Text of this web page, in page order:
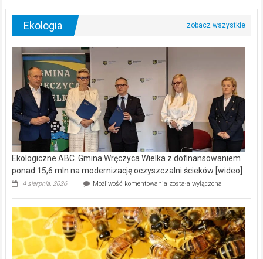
Ekologia
Ekologiczne ABC. Gmina Wręczyca Wielka z dofinansowaniem
ponad 15,6 mln na modernizację oczyszczalni ścieków [wideo]
4 sierpnia, 2026 Możliwość komentowania Ekologiczne
Wręczyca
Wielka
z
dofinansowaniem
ponad
została wyłączona